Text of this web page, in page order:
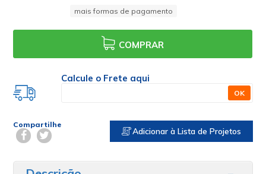
mais formas de pagamento
COMPRAR
Calcule o Frete aqui
OK
Compartilhe
Adicionar à Lista de Projetos